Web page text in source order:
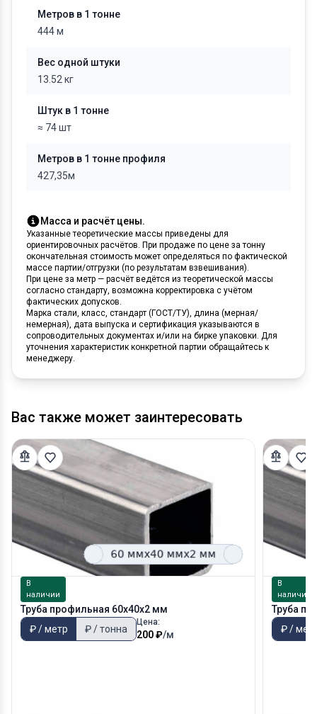
Метров в 1 тонне
444 м
Вес одной штуки
13.52 кг
Штук в 1 тонне
≈ 74 шт
Метров в 1 тонне профиля
427,35м
Масса и расчёт цены.
Указанные теоретические массы приведены для
ориентировочных расчётов. При продаже по цене за тонну
окончательная стоимость может определяться по фактической
массе партии/отгрузки (по результатам взвешивания).
При цене за метр — расчёт ведётся из теоретической массы
согласно стандарту, возможна корректировка с учётом
фактических допусков.
Марка стали, класс, стандарт (ГОСТ/ТУ), длина (мерная/
немерная), дата выпуска и сертификация указываются в
сопроводительных документах и/или на бирке упаковки. Для
уточнения характеристик конкретной партии обращайтесь к
менеджеру.
Вас также может заинтересовать
В
наличии
Труба профильная 60х40х2 мм
₽ / метр
₽ / тонна
Цена:
200 ₽/м
В
наличии
Труба
₽ /